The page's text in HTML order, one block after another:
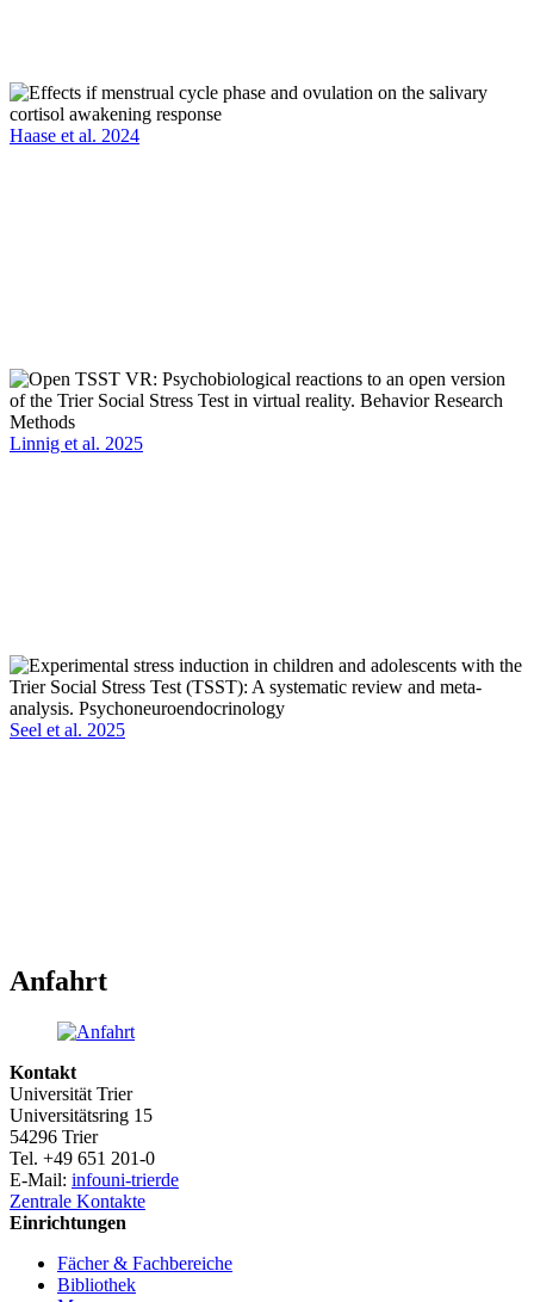
Haase et al. 2024
Linnig et al. 2025
Seel et al. 2025
Anfahrt
Kontakt
Universität Trier
Universitätsring 15
54296 Trier
Tel. +49 651 201-0
E-Mail: infouni-trierde
Zentrale Kontakte
Einrichtungen
Fächer & Fachbereiche
Bibliothek